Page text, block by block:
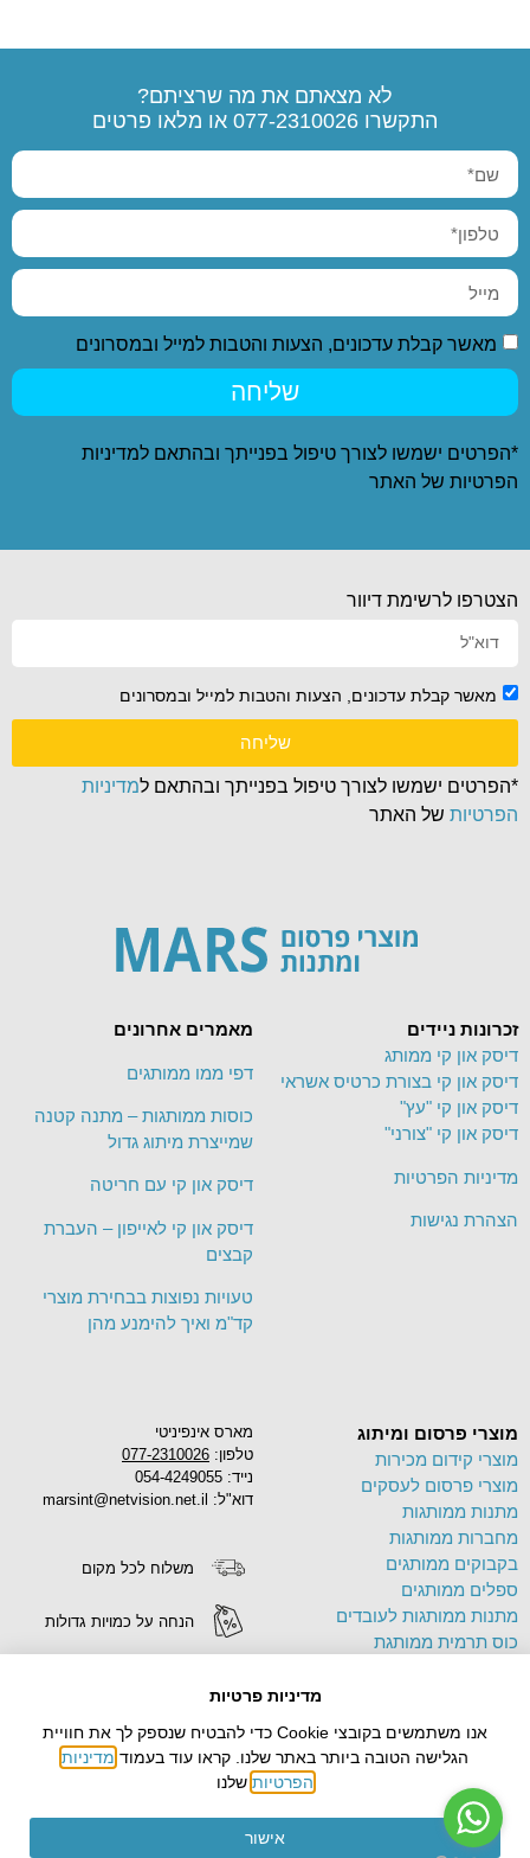
לא מצאתם את מה שרציתם?
התקשרו 077-2310026 או מלאו פרטים
מאשר קבלת עדכונים, הצעות והטבות למייל ובמסרונים
שליחה
*הפרטים ישמשו לצורך טיפול בפנייתך ובהתאם למדיניות
הפרטיות של האתר
מארס אינפיניטי
טלפון: 077-2310026
נייד: 054-4249055
דוא"ל: marsint@netvision.net.il
משלוח לכל מקום
הנחה על כמויות גדולות
מוצרי פרסום ומיתוג
מוצרי קידום מכירות
מוצרי פרסום לעסקים
מתנות ממותגות
מחברות ממותגות
בקבוקים ממותגים
ספלים ממותגים
מתנות ממותגות לעובדים
כוס תרמית ממותגת
עטים ממותגים
מאמרים אחרונים
דפי ממו ממותגים
כוסות ממותגות – מתנה קטנה
שמייצרת מיתוג גדול
דיסק און קי עם חריטה
דיסק און קי לאייפון – העברת
קבצים
טעויות נפוצות בבחירת מוצרי
קד"מ ואיך להימנע מהן
זכרונות ניידים
דיסק און קי ממותג
דיסק און קי בצורת כרטיס אשראי
דיסק און קי "עץ"
דיסק און קי "צורני"
מדיניות הפרטיות
הצהרת נגישות
הצטרפו לרשימת דיוור
מאשר קבלת עדכונים, הצעות והטבות למייל ובמסרונים
שליחה
*הפרטים ישמשו לצורך טיפול בפנייתך ובהתאם למדיניות
הפרטיות של האתר
מדיניות פרטיות
אנו משתמשים בקובצי Cookie כדי להבטיח שנספק לך את חוויית
הגלישה הטובה ביותר באתר שלנו. קראו עוד בעמוד מדיניות
הפרטיות שלנו
אישור